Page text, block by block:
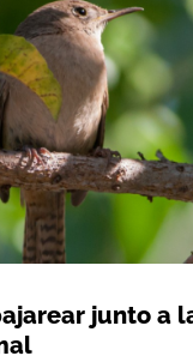
junto a